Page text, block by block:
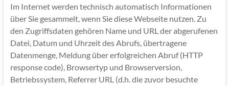
Im Internet werden technisch automatisch Informationen
über Sie gesammelt, wenn Sie diese Webseite nutzen. Zu
den Zugriffsdaten gehören Name und URL der abgerufenen
Datei, Datum und Uhrzeit des Abrufs, übertragene
Datenmenge, Meldung über erfolgreichen Abruf (HTTP
response code), Browsertyp und Browserversion,
Betriebssystem, Referrer URL (d.h. die zuvor besuchte